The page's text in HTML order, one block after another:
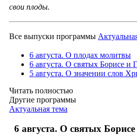
свои плоды.
Все выпуски программы
6 августа. О плодах молитвы
6 августа. О святых Борисе и
5 августа. О значении слов
Читать полностью
Другие программы
Актуальная тема
6 августа. О святых Борисе